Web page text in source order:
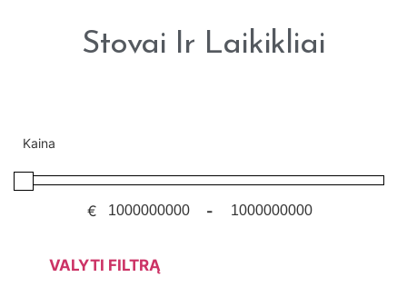
Stovai Ir Laikikliai
Kaina
€ -
VALYTI FILTRĄ